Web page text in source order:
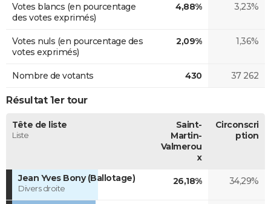
Votes blancs (en pourcentage
des votes exprimés)
4,88% 3,23%
Votes nuls (en pourcentage des
votes exprimés)
2,09% 1,36%
Nombre de votants 430 37 262
Résultat 1er tour
Tête de liste
Liste
Saint-
Martin-
Valmerou
x
Circonscri
ption
Jean Yves Bony (Ballotage)
Divers droite
26,18% 34,29%